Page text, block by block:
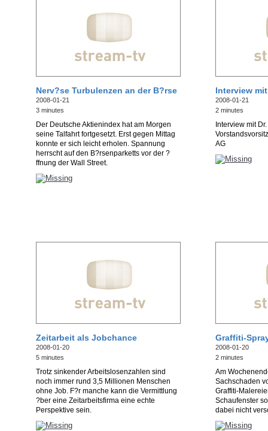
Nerv?se Turbulenzen an der B?rse
2008-01-21
3 minutes
Der Deutsche Aktienindex hat am Morgen
seine Talfahrt fortgesetzt. Erst gegen Mittag
konnte er sich leicht erholen. Spannung
herrscht auf den B?rsenparketts vor der ?
ffnung der Wall Street.
Interview
2008-01-21
2 minutes
Interview mit
AG
Zeitarbeit als Jobchance
2008-01-20
5 minutes
Trotz sinkender Arbeitslosenzahlen sind
noch immer rund 3,5 Millionen Menschen
ohne Job. F?r manche kann die Vermittlung
?ber eine Zeitarbeitsfirma eine echte
Perspektive sein.
Graffiti-
2008-01-20
2 minutes
Am
Sachschaden
Graffiti-
Schaufenster
dabei nicht